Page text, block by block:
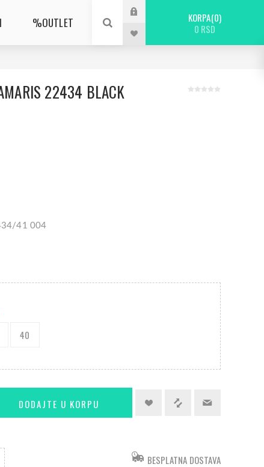
%OUTLET KORPA 0
0 RSD
22434 BLACK
41 004
40
BESPLATNA DOSTAVA